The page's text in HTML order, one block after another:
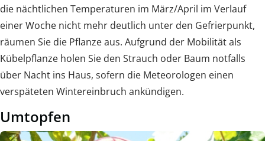
die nächtlichen Temperaturen im März/April im Verlauf
einer Woche nicht mehr deutlich unter den Gefrierpunkt,
räumen Sie die Pflanze aus. Aufgrund der Mobilität als
Kübelpflanze holen Sie den Strauch oder Baum notfalls
über Nacht ins Haus, sofern die Meteorologen einen
verspäteten Wintereinbruch ankündigen.
Umtopfen